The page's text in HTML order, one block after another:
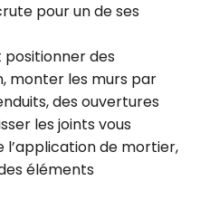
pour un de ses
des
monter les murs par
des ouvertures
les joints vous
de mortier,
éléments